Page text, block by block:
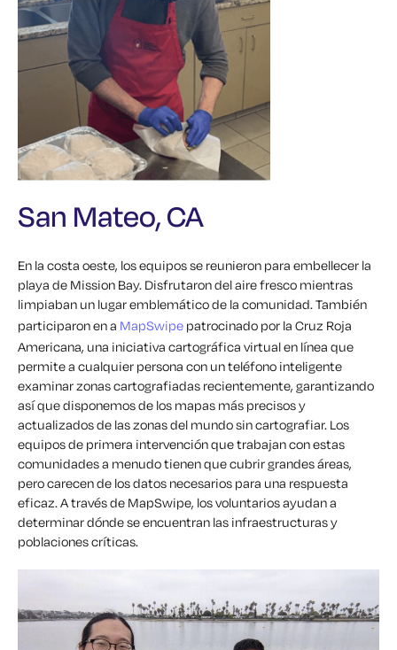
San Mateo, CA
En la costa oeste, los equipos se reunieron para embellecer la
playa de Mission Bay. Disfrutaron del aire fresco mientras
limpiaban un lugar emblemático de la comunidad.También
participaron ena MapSwipe patrocinado por la Cruz Roja
Americana, una iniciativa cartográfica virtual en línea que
permite a cualquier persona con un teléfono inteligente
examinar zonas cartografiadas recientemente, garantizando
así que disponemos de los mapas más precisos y
actualizados de las zonas del mundo sin cartografiar. Los
equipos de primera intervención que trabajan con estas
comunidades a menudo tienen que cubrir grandes áreas,
pero carecen de los datos necesarios para una respuesta
eficaz. A través de MapSwipe, los voluntarios ayudan a
determinar dónde se encuentran las infraestructuras y
poblaciones críticas.